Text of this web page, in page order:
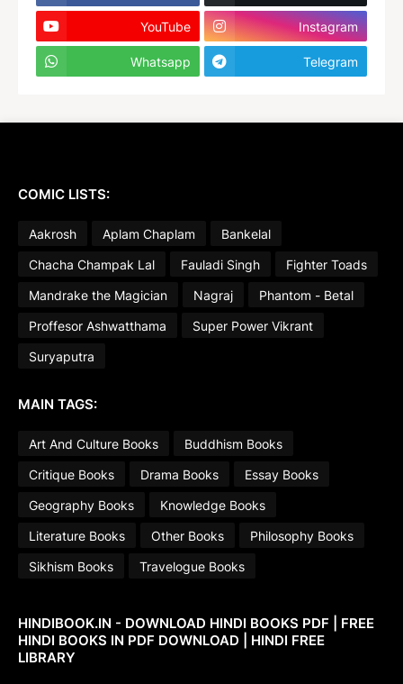
YouTube Instagram
Whatsapp Telegram
COMIC LISTS:
Aakrosh Aplam Chaplam
Bankelal
Chacha Champak Lal
Fauladi Singh
Fighter Toads
Mandrake the Magician
Nagraj
Phantom - Betal
Proffesor Ashwatthama
Super Power Vikrant
Suryaputra
MAIN TAGS:
Art And Culture Books
Buddhism Books
Critique Books
Drama Books
Essay Books
Geography Books
Knowledge Books
Literature Books
Other Books
Philosophy Books
Sikhism Books
Travelogue Books
HINDIBOOK.IN - DOWNLOAD HINDI BOOKS PDF | FREE
HINDI BOOKS IN PDF DOWNLOAD | HINDI FREE
LIBRARY